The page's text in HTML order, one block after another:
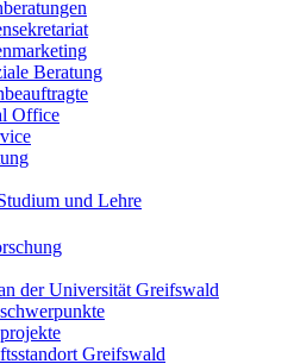
Beratung
Office
und Lehre
der Universität Greifswald
Greifswald